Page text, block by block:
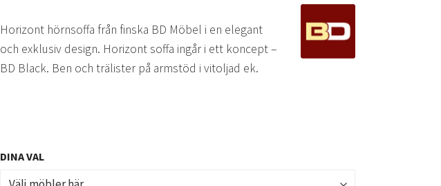
62.500 kr
Horizont hörnsoffa från finska BD Möbel i en elegant
och exklusiv design. Horizont soffa ingår i ett koncept –
BD Black. Ben och trälister på armstöd i vitoljad ek.
DINA VAL